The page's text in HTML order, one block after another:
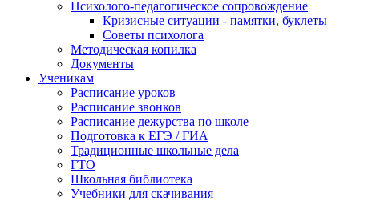
Психолого-педагогическое сопровождение
Кризисные ситуации - памятки, буклеты
Советы психолога
Методическая копилка
Документы
Ученикам
Расписание уроков
Расписание звонков
Расписание дежурства по школе
Подготовка к ЕГЭ / ГИА
Традиционные школьные дела
ГТО
Школьная библиотека
Учебники для скачивания